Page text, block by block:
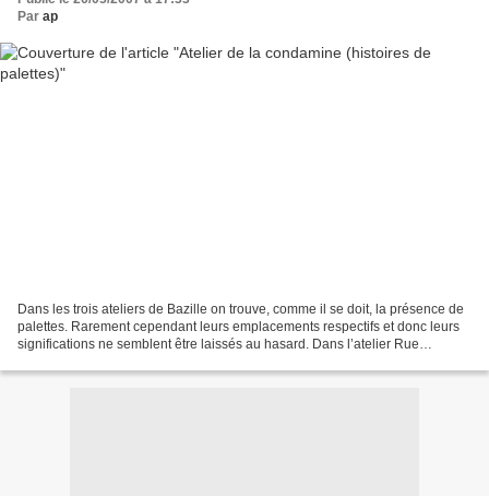
Par ap
Dans les trois ateliers de Bazille on trouve, comme il se doit, la présence de
palettes. Rarement cependant leurs emplacements respectifs et donc leurs
significations ne semblent être laissés au hasard. Dans l’atelier Rue